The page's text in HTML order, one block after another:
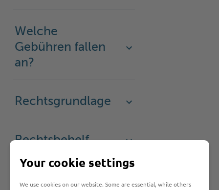
Welche
Gebühren fallen
an?
Rechtsgrundlage
Rechtsbehelf
Your cookie settings
We use cookies on our website. Some are essential, while others